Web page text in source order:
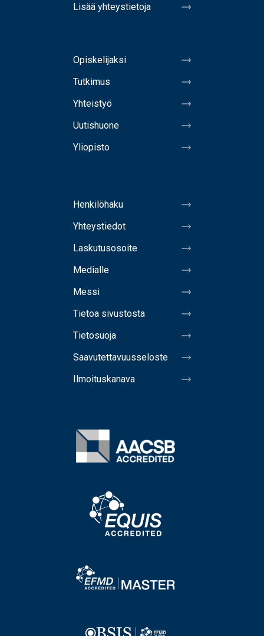
Lisää yhteystietoja
Opiskelijaksi
Tutkimus
Yhteistyö
Uutishuone
Yliopisto
Henkilöhaku
Yhteystiedot
Laskutusosoite
Medialle
Messi
Tietoa sivustosta
Tietosuoja
Saavutettavuusseloste
Ilmoituskanava
Image
Image
Image
Image